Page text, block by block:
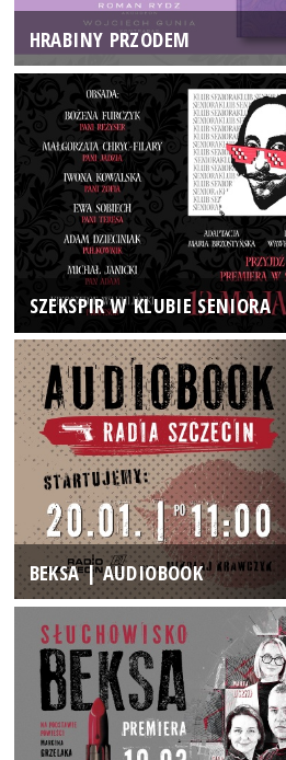
HRABINY PRZODEM
SZEKSPIR W KLUBIE SENIORA
BEKSA | AUDIOBOOK